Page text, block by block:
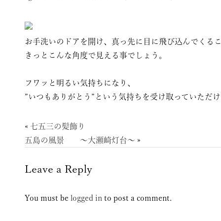
お手洗いのドアを開け、真っ先に目に飛び込んでくるこ
きっとこんな角度で見える事でしょう。
フワッと明るい気持ちになり、
”いつもありがとう”という気持ちを受け取っていただ
« 七五三の髪飾り
五島の風景 〜大瀬崎灯台〜 »
Leave a Reply
You must be logged in to post a comment.